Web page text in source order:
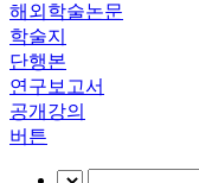
해외학술논문
학술지
단행본
연구보고서
공개강의
버튼